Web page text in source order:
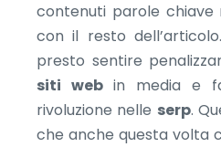
contenuti parole chiave
con il resto
presto sentire
siti webin media e
rivoluzione nelle serp.
che anche questa volta